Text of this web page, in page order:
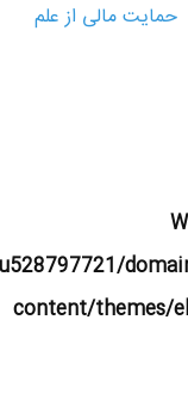
حمایت مالی از علم
content/themes/